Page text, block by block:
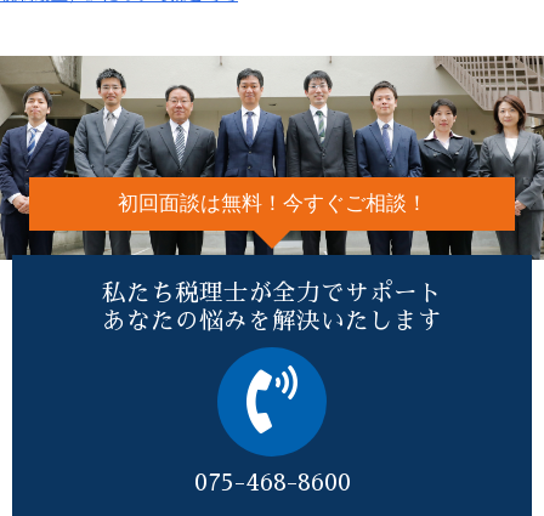
初回面談は無料！今すぐご相談！
私たち税理士が全力でサポート
あなたの悩みを解決いたします
075-468-8600